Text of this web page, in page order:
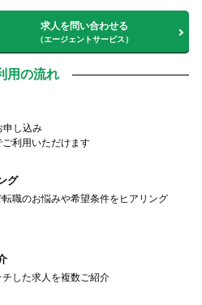
求人を問い合わせる
（エージェントサービス）
用の流れ
申し込み
利用いただけます
グ
転職のお悩みや希望条件をヒアリング
した求人を複数ご紹介